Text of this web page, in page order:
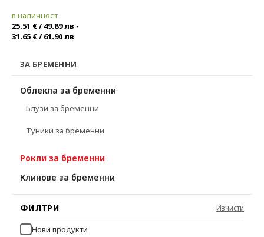
ЗА БРЕМЕННИ
Облекла за бременни
Блузи за бременни
Туники за бременни
Рокли за бременни
Клинове за бременни
ФИЛТРИ
Нови продукти
в наличност
25.51 € / 49.89 лв -
31.65 € / 61.90 лв